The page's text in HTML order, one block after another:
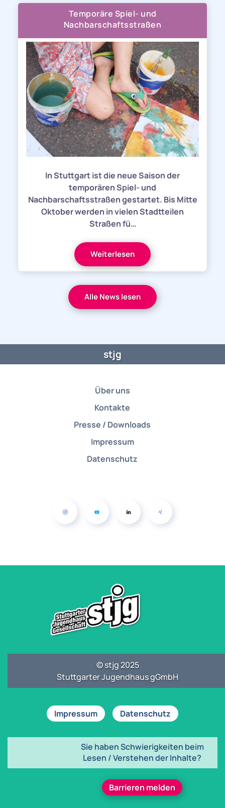
Temporäre Spiel- und
Nachbarschaftsstraßen
In Stuttgart ist die neue Saison der
temporären Spiel- und
Nachbarschaftsstraßen gestartet. Bis Mitte
Oktober werden in vielen Stadtteilen
Straßen fü…
Weiterlesen
Alle News lesen
stjg
Über uns
Kontakte
Presse / Downloads
Impressum
Datenschutz
© stjg 2025
Stuttgarter Jugendhaus gGmbH
Impressum Datenschutz
Sie haben Schwierigkeiten beim
Lesen / Verstehen der Inhalte?
Barrieren melden